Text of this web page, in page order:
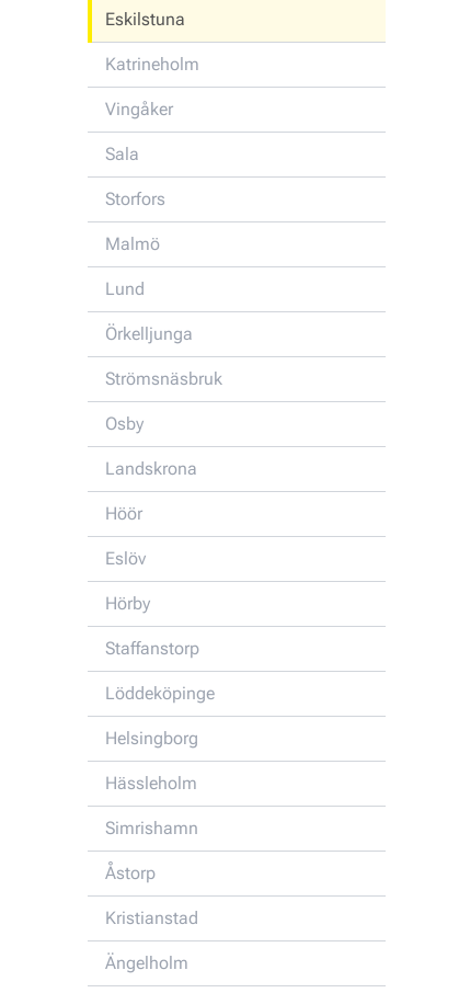
Eskilstuna
Katrineholm
Vingåker
Sala
Storfors
Malmö
Lund
Örkelljunga
Strömsnäsbruk
Osby
Landskrona
Höör
Eslöv
Hörby
Staffanstorp
Löddeköpinge
Helsingborg
Hässleholm
Simrishamn
Åstorp
Kristianstad
Ängelholm